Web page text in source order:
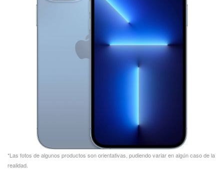
*Las fotos de algunos productos son orientativas, pudiendo variar en algún caso de la
realidad.